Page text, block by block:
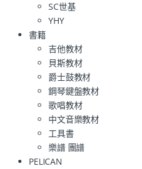
SC世基
YHY
書籍
吉他教材
貝斯教材
爵士鼓教材
鋼琴鍵盤教材
歌唱教材
中文音樂教材
工具書
樂譜 團譜
PELICAN